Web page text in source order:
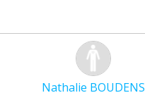
Nathalie BOUDENS